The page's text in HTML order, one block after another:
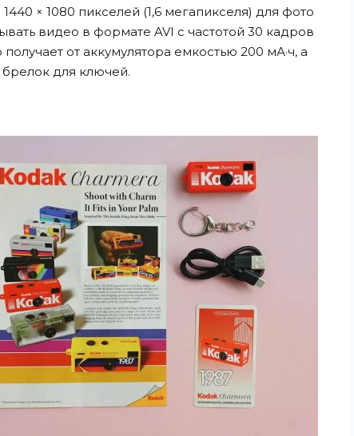
× 1080 пикселей (1,6 мегапикселя) для фото
видео в формате AVI с частотой 30 кадров
от аккумулятора емкостью 200 мА·ч, а
для ключей.